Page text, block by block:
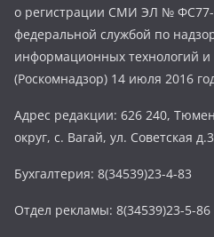
о регистрации СМИ ЭЛ №
федеральной службой по
информационных технологий
(Роскомнадзор) 14 июля 2016
Адрес редакции: 626 240,
округ, с. Вагай, ул. Советская
Бухгалтерия: 8(34539)23-4-83
Отдел рекламы: 8(34539)23-5-86